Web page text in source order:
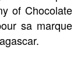
of Chocolate
sa marque